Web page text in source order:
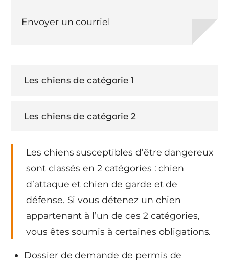
Les chiens susceptibles d’être dangereux
sont classés en 2 catégories : chien
d’attaque et chien de garde et de
défense. Si vous détenez un chien
appartenant à l’un de ces 2 catégories,
vous êtes soumis à certaines obligations.
Dossier de demande de permis de
Envoyer un courriel
Les chiens de catégorie 1
Les chiens de catégorie 2